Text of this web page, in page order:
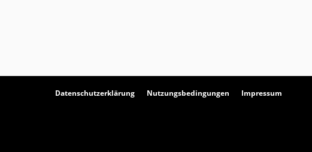
Datenschutzerklärung Nutzungsbedingungen Impressum